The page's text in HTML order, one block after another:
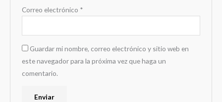
Correo electrónico *
Guardar mi nombre, correo electrónico y sitio web en
este navegador para la próxima vez que haga un
comentario.